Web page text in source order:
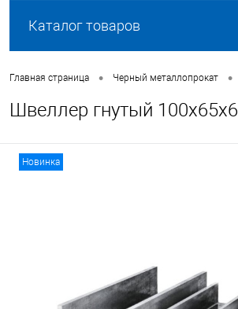
Каталог товаров
Главная страница • Черный металлопрокат •
Швеллер гнутый 100х65х6
Новинка